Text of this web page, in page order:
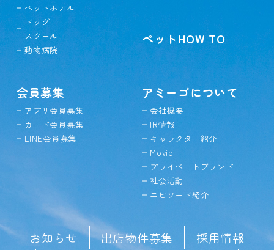
ペットホテル
ドッグ
スクール
動物病院
ペットHOW TO
会員募集
アプリ会員募集
カード会員募集
LINE会員募集
アミーゴについて
会社概要
IR情報
キャラクター紹介
Movie
プライベートブランド
社会活動
エピソード紹介
お知らせ 出店物件募集
採用情報